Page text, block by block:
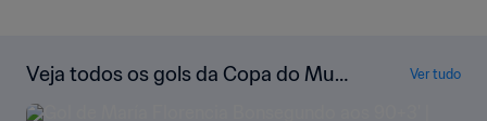
Veja todos os gols da Copa do Mun
do Feminina FIFA 2019, no França
Ver tudo